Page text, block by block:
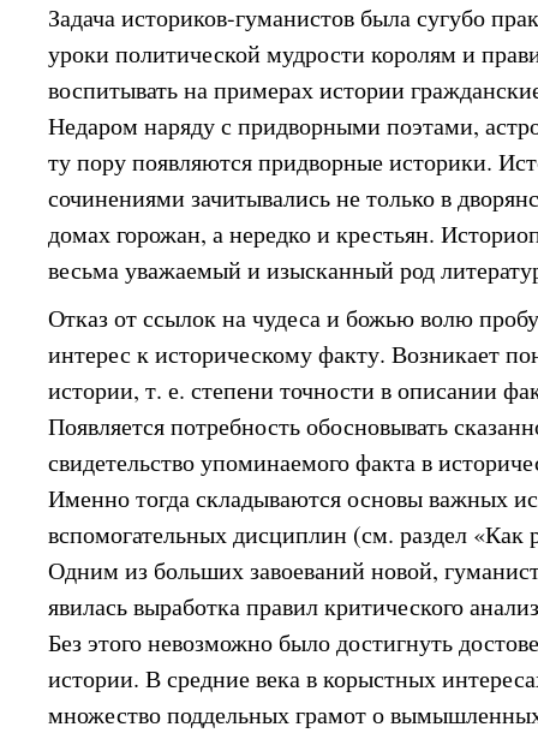
Задача историков-гуманистов была сугубо
уроки политической мудрости королям и
воспитывать на примерах истории
Недаром наряду с придворными поэтами,
ту пору появляются придворные историки.
сочинениями зачитывались не только в
домах горожан, а нередко и крестьян.
весьма уважаемый и изысканный род
Отказ от ссылок на чудеса и божью волю
интерес к историческому факту. Возникает
истории, т. е. степени точности в описании
Появляется потребность обосновывать
свидетельство упоминаемого факта в
Именно тогда складываются основы важных
вспомогательных дисциплин (см. раздел «Как
Одним из больших завоеваний новой,
явилась выработка правил критического
Без этого невозможно было достигнуть
истории. В средние века в корыстных
множество поддельных грамот о